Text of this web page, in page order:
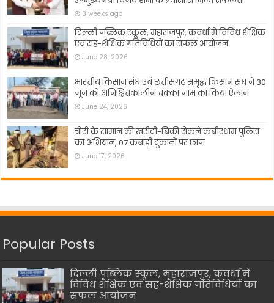
3 weeks ago
दिल्ली पब्लिक स्कूल, महाराजपुर, कवर्धा में विविध शैक्षिक
एवं सह-शैक्षिक गतिविधियों का सफल आयोजन
June 28, 2026
भारतीय किसान संघ एवं छत्तीसगढ़ समृद्ध किसान संघ ने 30
जून को अनिश्चितकालीन चक्का जाम का किया ऐलान
June 24, 2026
चोरी के सामान की खरीदी-बिक्री रोकने कबीरधाम पुलिस
का अभियान, 07 कबाड़ी दुकानों पर छापा
June 17, 2026
Popular Posts
दिल्ली पब्लिक स्कूल, महाराजपुर, कवर्धा में
विविध शैक्षिक एवं सह-शैक्षिक गतिविधियों का
सफल आयोजन